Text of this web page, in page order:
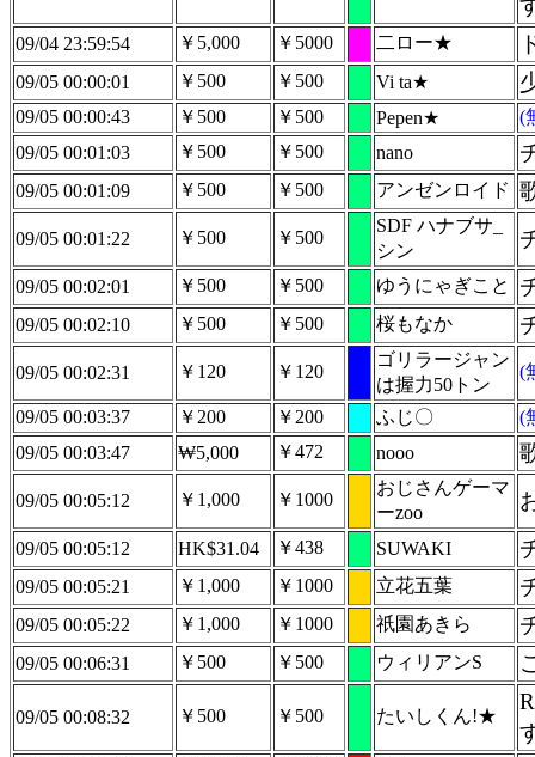
09/04 23:59:54 ￥5,000 ￥5000 二ロー★
09/05 00:00:01 ￥500 ￥500 Vi ta★
09/05 00:00:43 ￥500 ￥500 Pepen★
(
09/05 00:01:03
￥500 ￥500 nano
09/05 00:01:09 ￥500 ￥500 アンゼンロイド
09/05 00:01:22 ￥500 ￥500
SDF ハナブサ_
シン
09/05 00:02:01 ￥500 ￥500 ゆうにゃぎこと
09/05 00:02:10 ￥500 ￥500 桜もなか
09/05 00:02:31 ￥120 ￥120
ゴリラージャン
は握力50トン
(
09/05 00:03:37 ￥200 ￥200 ふじ〇
(
09/05 00:03:47
₩5,000 ￥472 nooo
09/05 00:05:12 ￥1,000 ￥1000
おじさんゲーマ
ーzoo
09/05 00:05:12 HK$31.04 ￥438 SUWAKI
09/05 00:05:21 ￥1,000 ￥1000 立花五葉
09/05 00:05:22 ￥1,000 ￥1000 祇園あきら
09/05 00:06:31 ￥500 ￥500 ウィリアンS
09/05 00:08:32 ￥500 ￥500 たいしくん!★